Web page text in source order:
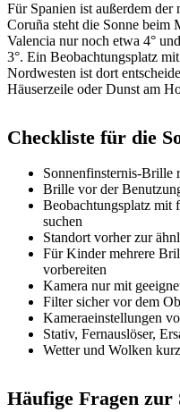
Für Spanien ist außerdem
Coruña steht die Sonne beim
Valencia nur noch etwa 4°
3°. Ein Beobachtungsplatz
Nordwesten ist dort
Häuserzeile oder Dunst am
Checkliste für die
Sonnenfinsternis-Brille
Brille vor der
Beobachtungsplatz mit
suchen
Standort vorher zur
Für Kinder mehrere
vorbereiten
Kamera nur mit
Filter sicher vor dem
Kameraeinstellungen
Stativ, Fernauslöser,
Wetter und Wolken
Häufige Fragen zur